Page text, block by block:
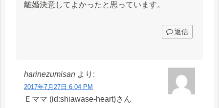
離婚決意してよかったと思っています。
返信
harinezumisan より:
2017年7月27日 6:04 PM
Ｅママ (id:shiawase-heart)さん